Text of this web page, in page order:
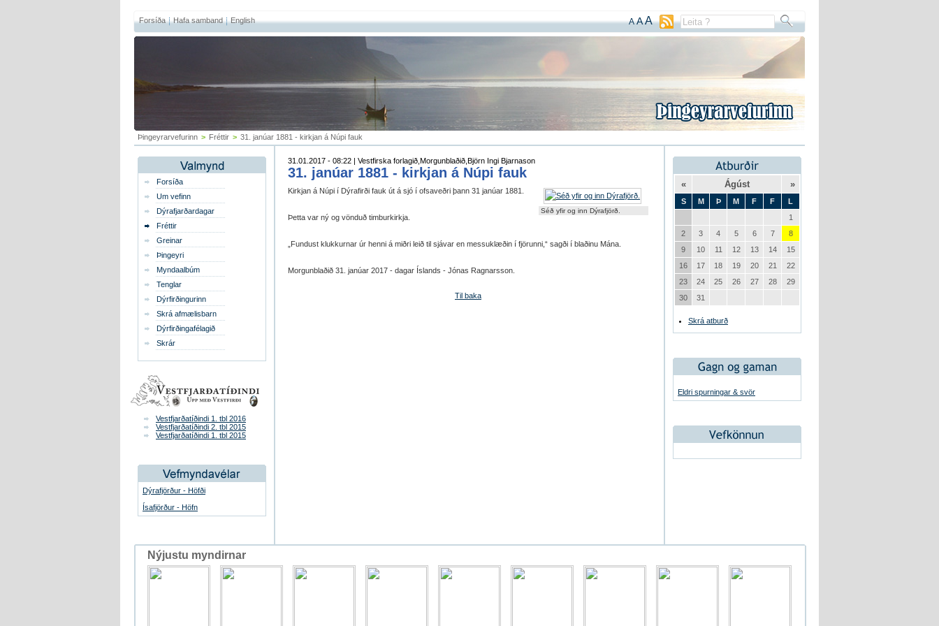
Forsíða Hafa samband English A AA
Þingeyrarvefurinn > Fréttir > 31. janúar 1881 - kirkjan á Núpi fauk
Forsíða
Um vefinn
Dýrafjarðardagar
Fréttir
Greinar
Þingeyri
Myndaalbúm
Tenglar
Dýrfirðingurinn
Skrá afmælisbarn
Dýrfirðingafélagið
Skrár
Vestfjarðatíðindi 1. tbl 2016
Vestfjarðatíðindi 2. tbl 2015
Vestfjarðatíðindi 1. tbl 2015
Dýrafjörður - Höfði
Ísafjörður - Höfn
31.01.2017 - 08:22 | Vestfirska forlagið,Morgunblaðið,Björn Ingi Bjarnason
31. janúar 1881 - kirkjan á Núpi fauk
Séð yfir og inn Dýrafjörð.
Kirkjan á Núpi í Dýrafirði fauk út á sjó í ofsaveðri þann 31 janúar 1881.
Þetta var ný og vönduð timburkirkja.
„Fundust klukkurnar úr henni á miðri leið til sjávar en messuklæðin í fjörunni,“ sagði í blaðinu Mána.
Morgunblaðið 31. janúar 2017 - dagar Íslands - Jónas Ragnarsson.
Til baka
« Ágúst »
S M Þ M F F
L
1
2
3 4 5 6 7
8
9
10 11 12 13 14
15
16
17 18 19 20 21
22
23
24 25 26 27 28
29
30
31
Skrá atburð
Eldri spurningar & svör
Nýjustu myndirnar